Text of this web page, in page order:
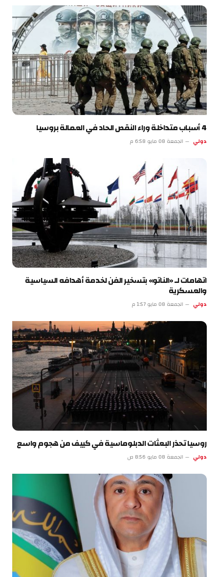
4 أسباب متداخلة وراء النقص الحاد في العمالة بروسيا
دولي الجمعة 08 مايو 6:58 م
اتهامات لـ «الناتو» بتسخير الفن لخدمة أهدافه السياسية
والعسكرية
دولي الجمعة 08 مايو 1:57 م
روسيا تحذر البعثات الدبلوماسية في كييف من هجوم واسع
دولي الجمعة 08 مايو 8:56 ص